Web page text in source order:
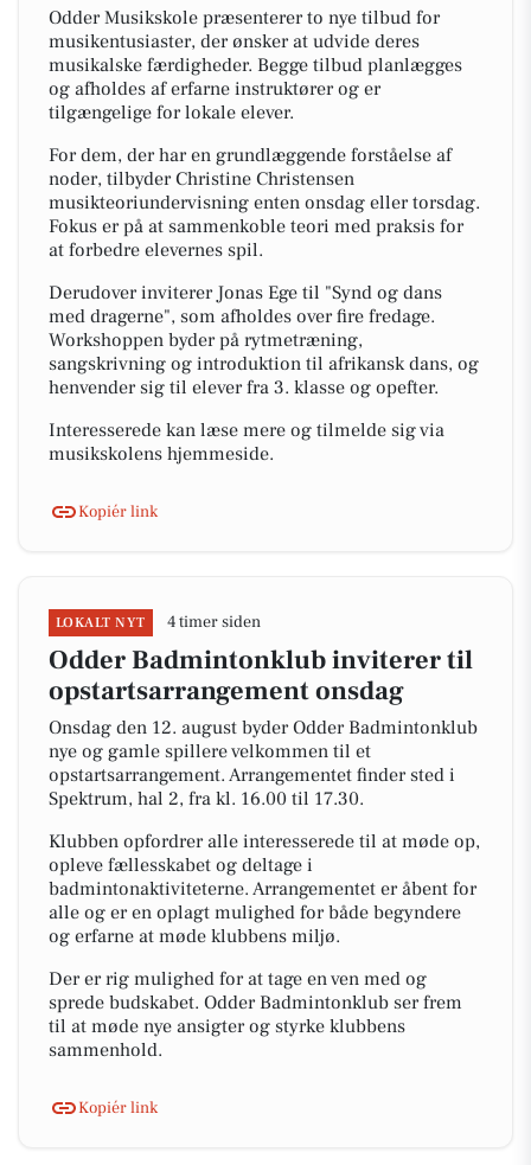
Odder Musikskole præsenterer to nye tilbud for
musikentusiaster, der ønsker at udvide deres
musikalske færdigheder. Begge tilbud planlægges
og afholdes af erfarne instruktører og er
tilgængelige for lokale elever.
For dem, der har en grundlæggende forståelse af
noder, tilbyder Christine Christensen
musikteoriundervisning enten onsdag eller torsdag.
Fokus er på at sammenkoble teori med praksis for
at forbedre elevernes spil.
Derudover inviterer Jonas Ege til "Synd og dans
med dragerne", som afholdes over fire fredage.
Workshoppen byder på rytmetræning,
sangskrivning og introduktion til afrikansk dans, og
henvender sig til elever fra 3. klasse og opefter.
Interesserede kan læse mere og tilmelde sig via
musikskolens hjemmeside.
Kopiér link
LOKALT NYT 4 timer siden
Odder Badmintonklub inviterer til
opstartsarrangement onsdag
Onsdag den 12. august byder Odder Badmintonklub
nye og gamle spillere velkommen til et
opstartsarrangement. Arrangementet finder sted i
Spektrum, hal 2, fra kl. 16.00 til 17.30.
Klubben opfordrer alle interesserede til at møde op,
opleve fællesskabet og deltage i
badmintonaktiviteterne. Arrangementet er åbent for
alle og er en oplagt mulighed for både begyndere
og erfarne at møde klubbens miljø.
Der er rig mulighed for at tage en ven med og
sprede budskabet. Odder Badmintonklub ser frem
til at møde nye ansigter og styrke klubbens
sammenhold.
Kopiér link